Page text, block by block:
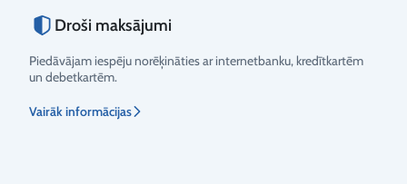
Droši maksājumi
Piedāvājam iespēju norēķināties ar internetbanku, kredītkartēm
un debetkartēm.
Vairāk informācijas